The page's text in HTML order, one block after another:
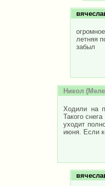
летняя
забыл
Никол
Ходили на
Такого
уходит
июня. Если